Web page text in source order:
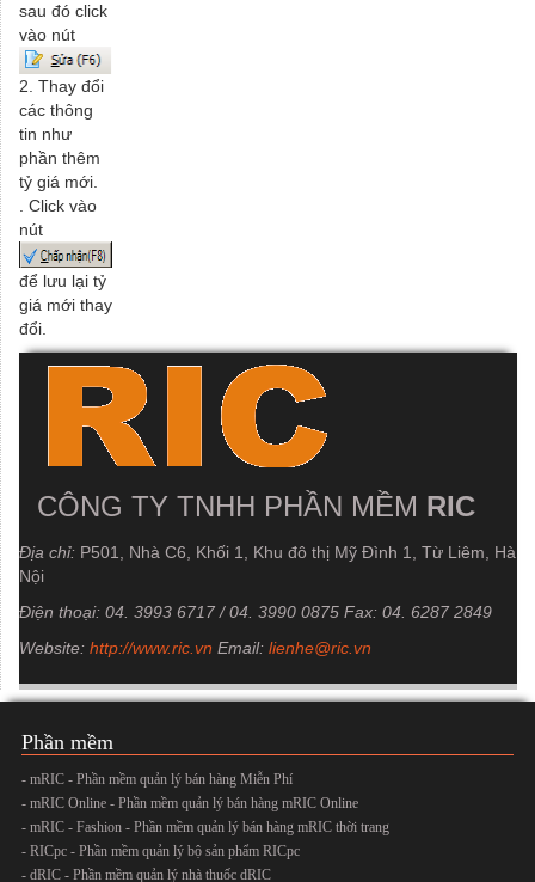
sau đó click
vào nút
2. Thay đổi
các thông
tin như
phần thêm
tỷ giá mới.
. Click vào
nút
để lưu lại tỷ
giá mới thay
đổi.
CÔNG TY TNHH PHẦN MỀM RIC
Địa chỉ: P501, Nhà C6, Khối 1, Khu đô thị Mỹ Đình 1, Từ Liêm, Hà
Nội
Điện thoại: 04. 3993 6717 / 04. 3990 0875 Fax: 04. 6287 2849
Website: http://www.ric.vn Email: lienhe@ric.vn
Phần mềm
- mRIC - Phần mềm quản lý bán hàng Miễn Phí
- mRIC Online - Phần mềm quản lý bán hàng mRIC Online
- mRIC - Fashion - Phần mềm quản lý bán hàng mRIC thời trang
- RICpc - Phần mềm quản lý bộ sản phẩm RICpc
- dRIC - Phần mềm quản lý nhà thuốc dRIC